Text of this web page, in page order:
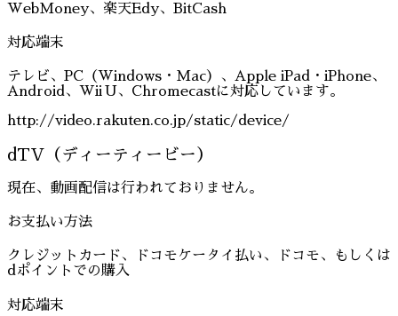
WebMoney、楽天Edy、BitCash
対応端末
テレビ、PC（Windows・Mac）、Apple iPad・iPhone、
Android、Wii U、Chromecastに対応しています。
http://video.rakuten.co.jp/static/device/
dTV（ディーティービー）
現在、動画配信は行われておりません。
お支払い方法
クレジットカード、ドコモケータイ払い、ドコモ、もしくは
dポイントでの購入
対応端末